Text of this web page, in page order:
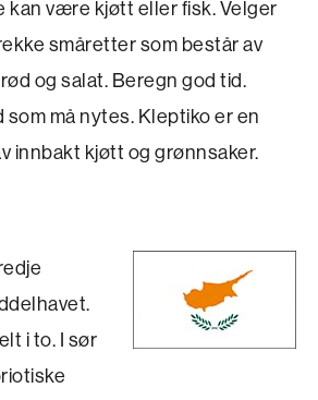
kan være kjøtt eller fisk. Velger
småretter som består av
og salat. Beregn god tid.
som må nytes. Kleptiko er en
innbakt kjøtt og grønnsaker.
i to. I sør